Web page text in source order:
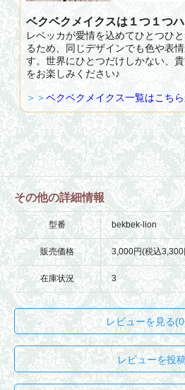
ベクベクメイクスは１つ１つ
レベッカが愛情を込めてひとつひ
るため、同じデザインでも色や表
す。世界にひとつだけしかない、
をお楽しみください♪
＞＞ベクベクメイクス一覧はこち
その他の詳細情報
型番 bekbek-lion
販売価格 3,000円(税込3,300
在庫状況 3
レビューを見る
レビューを投